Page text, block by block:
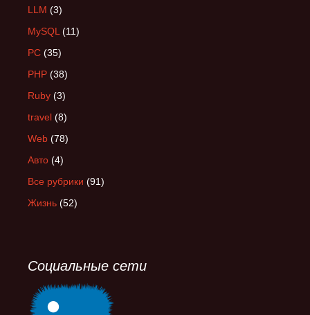
LLM (3)
MySQL (11)
PC (35)
PHP (38)
Ruby (3)
travel (8)
Web (78)
Авто (4)
Все рубрики (91)
Жизнь (52)
Социальные сети